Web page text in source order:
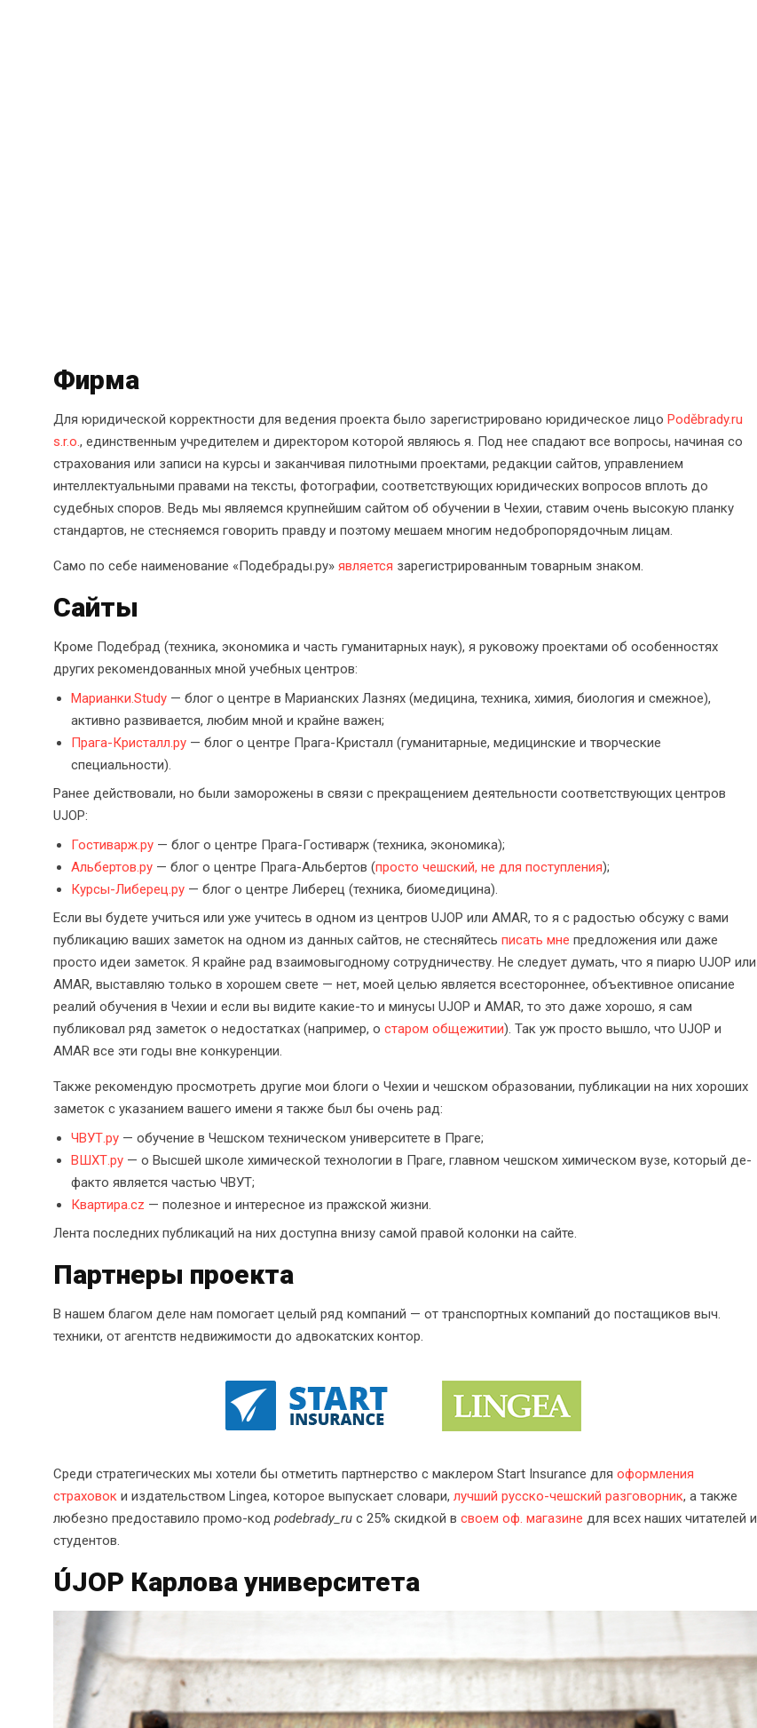
Фирма
Для юридической корректности для ведения проекта было зарегистрировано юридическое лицо Poděbrady.ru
s.r.o., единственным учредителем и директором которой являюсь я. Под нее спадают все вопросы, начиная со
страхования или записи на курсы и заканчивая пилотными проектами, редакции сайтов, управлением
интеллектуальными правами на тексты, фотографии, соответствующих юридических вопросов вплоть до
судебных споров. Ведь мы являемся крупнейшим сайтом об обучении в Чехии, ставим очень высокую планку
стандартов, не стесняемся говорить правду и поэтому мешаем многим недобропорядочным лицам.
Само по себе наименование «Подебрады.ру» является зарегистрированным товарным знаком.
Сайты
Кроме Подебрад (техника, экономика и часть гуманитарных наук), я руковожу проектами об особенностях
других рекомендованных мной учебных центров:
Марианки.Study — блог о центре в Марианских Лазнях (медицина, техника, химия, биология и смежное),
активно развивается, любим мной и крайне важен;
Прага-Кристалл.ру — блог о центре Прага-Кристалл (гуманитарные, медицинские и творческие
специальности).
Ранее действовали, но были заморожены в связи с прекращением деятельности соответствующих центров
UJOP:
Гостиварж.ру — блог о центре Прага-Гостиварж (техника, экономика);
Альбертов.ру — блог о центре Прага-Альбертов (просто чешский, не для поступления);
Курсы-Либерец.ру — блог о центре Либерец (техника, биомедицина).
Если вы будете учиться или уже учитесь в одном из центров UJOP или AMAR, то я с радостью обсужу с вами
публикацию ваших заметок на одном из данных сайтов, не стесняйтесь писать мне предложения или даже
просто идеи заметок. Я крайне рад взаимовыгодному сотрудничеству. Не следует думать, что я пиарю UJOP или
AMAR, выставляю только в хорошем свете — нет, моей целью является всестороннее, объективное описание
реалий обучения в Чехии и если вы видите какие-то и минусы UJOP и AMAR, то это даже хорошо, я сам
публиковал ряд заметок о недостатках (например, о старом общежитии). Так уж просто вышло, что UJOP и
AMAR все эти годы вне конкуренции.
Также рекомендую просмотреть другие мои блоги о Чехии и чешском образовании, публикации на них хороших
заметок с указанием вашего имени я также был бы очень рад:
ЧВУТ.ру — обучение в Чешском техническом университете в Праге;
ВШХТ.ру — о Высшей школе химической технологии в Праге, главном чешском химическом вузе, который де-
факто является частью ЧВУТ;
Квартира.cz — полезное и интересное из пражской жизни.
Лента последних публикаций на них доступна внизу самой правой колонки на сайте.
Партнеры проекта
В нашем благом деле нам помогает целый ряд компаний — от транспортных компаний до постащиков выч.
техники, от агентств недвижимости до адвокатских контор.
Среди стратегических мы хотели бы отметить партнерство с маклером Start Insurance для оформления
страховок и издательством Lingea, которое выпускает словари, лучший русско-чешский разговорник, а также
любезно предоставило промо-код podebrady_ru с 25% скидкой в своем оф. магазине для всех наших читателей и
студентов.
ÚJOP Карлова университета